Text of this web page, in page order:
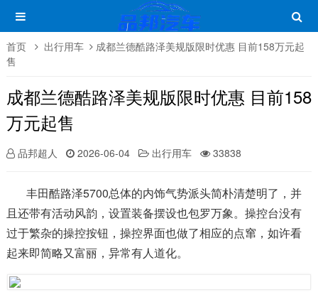
首页 出行用车
成都兰德酷路泽美规版限时优惠 目前158万元起
售
成都兰德酷路泽美规版限时优惠 目前158
万元起售
品邦超人 2026-06-04 出行用车 33838
丰田酷路泽5700总体的内饰气势派头简朴清楚明了，并
且还带有活动风韵，设置装备摆设也包罗万象。操控台没有
过于繁杂的操控按钮，操控界面也做了相应的点窜，如许看
起来即简略又富丽，异常有人道化。